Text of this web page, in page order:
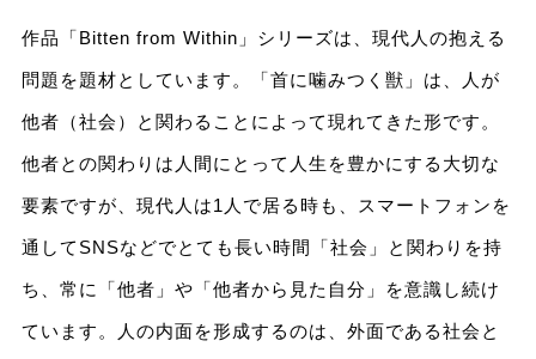
作品「Bitten from Within」シリーズは、現代人の抱える
問題を題材としています。「首に噛みつく獣」は、人が
他者（社会）と関わることによって現れてきた形です。
他者との関わりは人間にとって人生を豊かにする大切な
要素ですが、現代人は1人で居る時も、スマートフォンを
通してSNSなどでとても長い時間「社会」と関わりを持
ち、常に「他者」や「他者から見た自分」を意識し続け
ています。人の内面を形成するのは、外面である社会と